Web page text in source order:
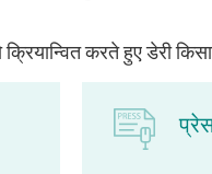
करते हुए डेरी
प्रेस